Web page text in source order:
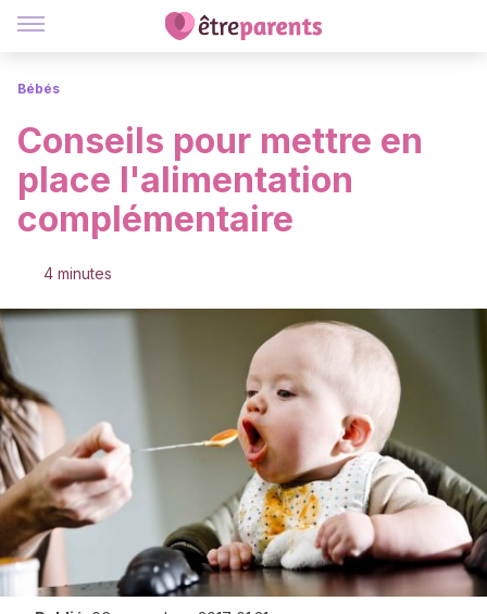
Bébés
Conseils pour mettre en
place l'alimentation
complémentaire
4 minutes